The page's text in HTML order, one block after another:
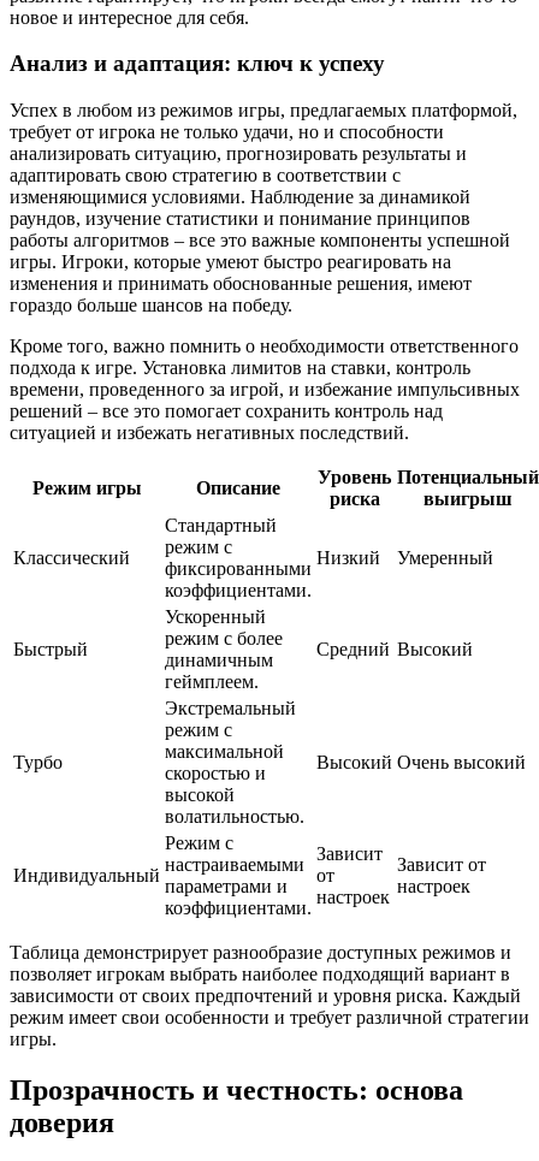
новое и интересное для себя.
Анализ и адаптация: ключ к успеху
Успех в любом из режимов игры, предлагаемых платформой,
требует от игрока не только удачи, но и способности
анализировать ситуацию, прогнозировать результаты и
адаптировать свою стратегию в соответствии с
изменяющимися условиями. Наблюдение за динамикой
раундов, изучение статистики и понимание принципов
работы алгоритмов – все это важные компоненты успешной
игры. Игроки, которые умеют быстро реагировать на
изменения и принимать обоснованные решения, имеют
гораздо больше шансов на победу.
Кроме того, важно помнить о необходимости ответственного
подхода к игре. Установка лимитов на ставки, контроль
времени, проведенного за игрой, и избежание импульсивных
решений – все это помогает сохранить контроль над
ситуацией и избежать негативных последствий.
Режим игры Описание
Уровень
риска
Потенциальный
выигрыш
Классический
Стандартный
режим с
фиксированными
коэффициентами.
Низкий Умеренный
Быстрый
Ускоренный
режим с более
динамичным
геймплеем.
Средний Высокий
Турбо
Экстремальный
режим с
максимальной
скоростью и
высокой
волатильностью.
Высокий Очень высокий
Индивидуальный
Режим с
настраиваемыми
параметрами и
коэффициентами.
Зависит
от
настроек
Зависит от
настроек
Таблица демонстрирует разнообразие доступных режимов и
позволяет игрокам выбрать наиболее подходящий вариант в
зависимости от своих предпочтений и уровня риска. Каждый
режим имеет свои особенности и требует различной стратегии
игры.
Прозрачность и честность: основа
доверия